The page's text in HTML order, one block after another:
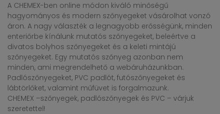
A CHEMEX-ben online módon kiváló minőségű
hagyományos és modern szőnyegeket vásárolhat vonzó
áron. A nagy választék a legnagyobb erősségünk, minden
enteriőrbe kínálunk mutatós szőnyegeket, beleértve a
divatos bolyhos szőnyegeket és a keleti mintájú
szőnyegeket. Egy mutatós szőnyeg azonban nem
minden, ami megrendelhető a webáruházunkban.
Padlószőnyegeket, PVC padlót, futószőnyegeket és
lábtörlőket, valamint műfüvet is forgalmazunk.
CHEMEX –szőnyegek, padlószőnyegek és PVC – várjuk
szeretettel!